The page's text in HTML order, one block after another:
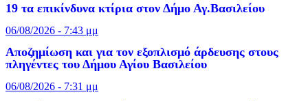
19 τα επικίνδυνα κτίρια στον Δήμο Αγ.Βασιλείου
06/08/2026 - 7:43 μμ
Αποζημίωση και για τον εξοπλισμό άρδευσης στους
πληγέντες του Δήμου Αγίου Βασιλείου
06/08/2026 - 7:31 μμ